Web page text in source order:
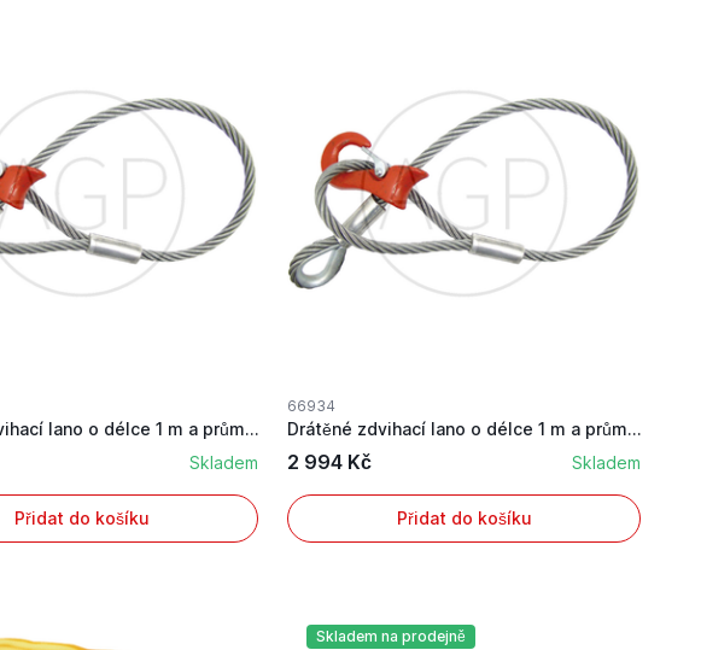
Drátěné zdvihací lano o délce 1 m a průměru 12 mm
Skladem
Přidat do košíku
66934
Drátěné zdvihací lano o délce 1 m a průměru 14 mm
2 994 Kč Skladem
Přidat do košíku
Skladem na prodejně